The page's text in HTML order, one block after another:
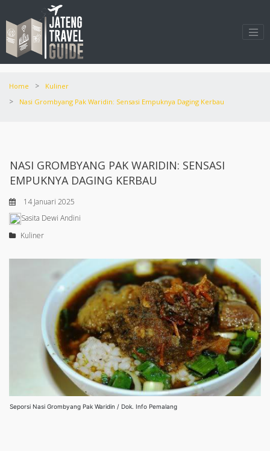
Home > Kuliner
> Nasi Grombyang Pak Waridin: Sensasi Empuknya Daging Kerbau
NASI GROMBYANG PAK WARIDIN: SENSASI
EMPUKNYA DAGING KERBAU
14 Januari 2025
Sasita Dewi Andini
Kuliner
Seporsi Nasi Grombyang Pak Waridin / Dok. Info Pemalang